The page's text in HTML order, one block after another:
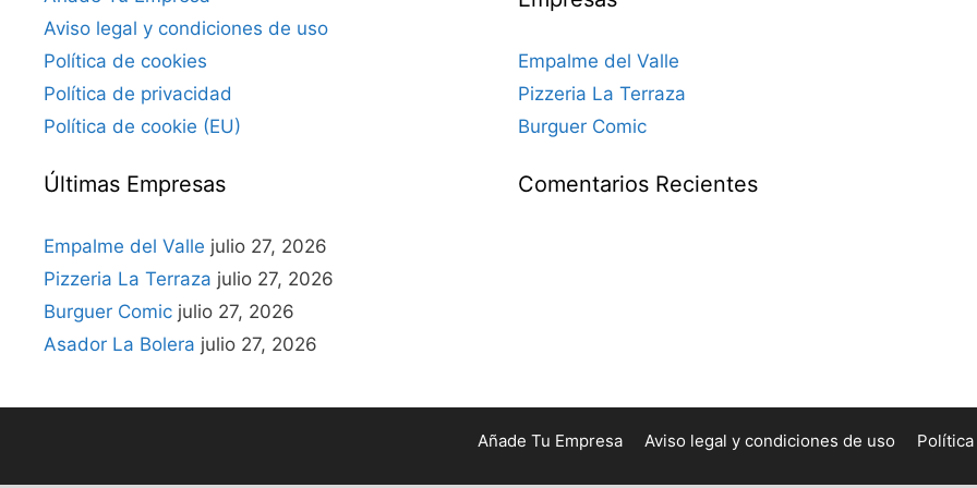
Aviso legal y condiciones de uso
Política de cookies
Política de privacidad
Política de cookie (EU)
Últimas Empresas
Empalme del Valle julio 27, 2026
Pizzeria La Terraza julio 27, 2026
Burguer Comic julio 27, 2026
Asador La Bolera julio 27, 2026
Empalme del Valle
Pizzeria La Terraza
Burguer Comic
Comentarios Recientes
Añade Tu Empresa Aviso legal y condiciones de uso